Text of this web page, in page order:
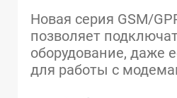
Новая серия GSM/
позволяет
оборудование, даже
для работы с